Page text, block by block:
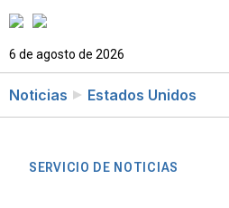
6 de agosto de 2026
Noticias Estados Unidos
SERVICIO DE NOTICIAS